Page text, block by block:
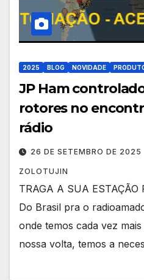
2025 BLOG NOVIDADE
JP Ham
rotores no
rádio
26 DE SETEMBRO DE 2025
ZOLOTUJIN
TRAGA A SUA ESTAÇÃO
Do Brasil pra o
onde temos cada vez
nossa volta, temos a